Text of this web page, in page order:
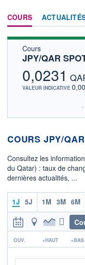
COURS
Cours
JPY/QAR
0,0231
VALEUR INDICATIVE
SIX - FOREX 2
Politique
OUVERTURE
0,0231
0,0233
COTATION
COURS JPY/
Consultez les
du Qatar) : taux de
dernières actualités, ...
1J 5J 1M 3M 6M
r
OUV. +HAUT +BAS